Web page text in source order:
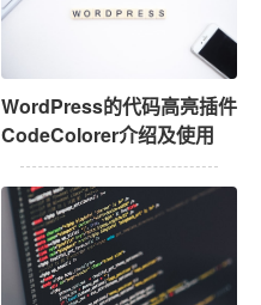
WordPress的代码高亮插件
CodeColorer介绍及使用